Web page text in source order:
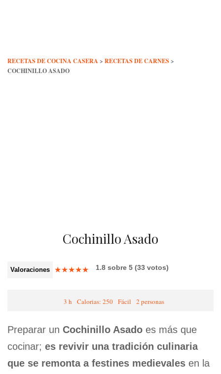
RECETAS DE COCINA CASERA > RECETAS DE CARNES >
COCHINILLO ASADO
Cochinillo Asado
Valoraciones ★★★★★ 1.8 sobre 5 (33 votos)
3 h Calorias: 250 Fácil 2 personas
Preparar un Cochinillo Asado es más que
cocinar; es revivir una tradición culinaria
que se remonta a festines medievales en la